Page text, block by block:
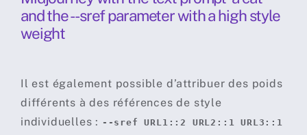
Il est également possible d’attribuer des poids
différents à des références de style
individuelles : --sref URL1::2 URL2::1 URL3::1